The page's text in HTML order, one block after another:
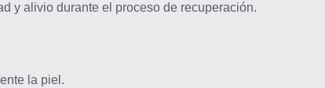
y alivio durante el proceso de recuperación.
la piel.